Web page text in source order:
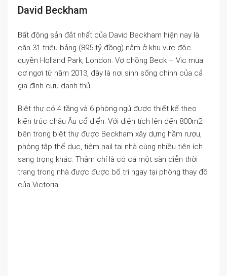
David Beckham
Bất động sản đắt nhất của David Beckham hiện nay là
căn 31 triệu bảng (895 tỷ đồng) nằm ở khu vực độc
quyền Holland Park, London. Vợ chồng Beck – Vic mua
cơ ngơi từ năm 2013, đây là nơi sinh sống chính của cả
gia đình cựu danh thủ.
Biệt thự có 4 tầng và 6 phòng ngủ được thiết kế theo
kiến trúc châu Âu cổ điển. Với diện tích lên đến 800m2
bên trong biệt thự được Beckham xây dựng hầm rượu,
phòng tập thể dục, tiệm nail tại nhà cùng nhiều tiện ích
sang trọng khác. Thậm chí là có cả một sàn diễn thời
trang trong nhà được được bố trí ngay tại phòng thay đồ
của Victoria.